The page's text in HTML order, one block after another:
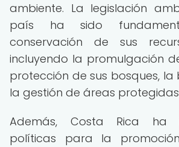
ambiente. La legislación
país ha sido
conservación de sus
incluyendo la promulgación
protección de sus bosques, la
la gestión de áreas
Además, Costa Rica ha
políticas para la